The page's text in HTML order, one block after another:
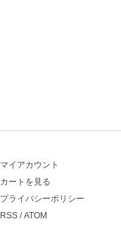
マイアカウント
カートを見る
プライバシーポリシー
RSS /ATOM